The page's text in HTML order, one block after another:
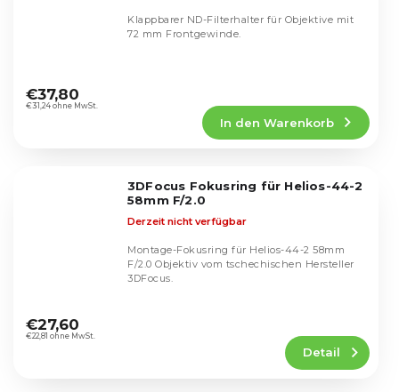
durchschnittliche
Produktbewertung
€31,24 ohne MwSt.
€37,80
In den Warenkorb
Klappbarer ND-Filterhalter für Objektive mit
72 mm Frontgewinde.
3DFocus Fokusring für Helios-44-2
58mm F/2.0
durchschnittliche
Produktbewertung
Derzeit nicht verfügbar
€22,81 ohne MwSt.
€27,60
Detail
Montage-Fokusring für Helios-44-2 58mm
F/2.0 Objektiv vom tschechischen Hersteller
3DFocus.